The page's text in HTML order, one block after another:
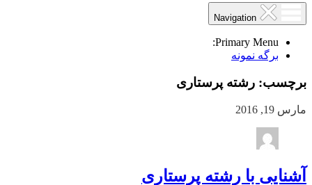
Primary Menu:
برگه نمونه
برچسب: رشته پرستاری
مارس 19, 2016
آشنایی با رشته پرستاری